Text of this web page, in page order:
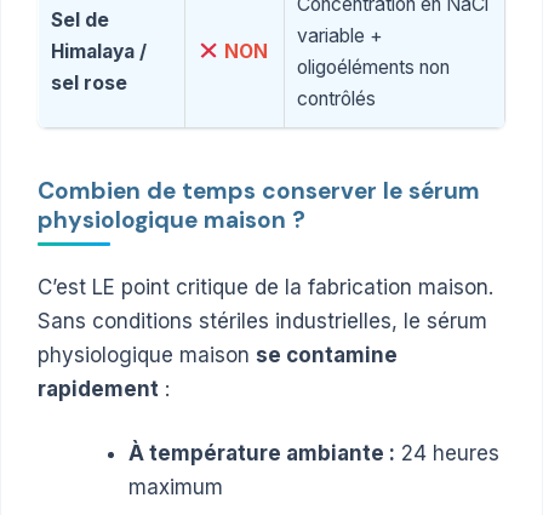
Sel de
Himalaya /
sel rose
NON
variable +
oligoéléments non
contrôlés
Combien de temps conserver le sérum
physiologique maison ?
C’est LE point critique de la fabrication maison.
Sans conditions stériles industrielles, le sérum
physiologique maison se contamine
rapidement :
À température ambiante : 24 heures
maximum